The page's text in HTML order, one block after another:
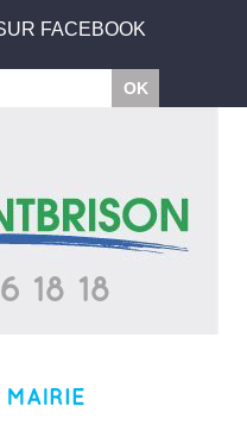
FACEBOOK